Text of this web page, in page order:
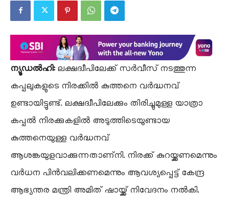
ന്യൂഡൽഹി:ലക്ഷദ്വീപിലേക്ക് സർവീസ് നടത്തുന്ന
കപ്പലുകളുടെ നിരക്കിൽ കുത്തനെ വർദ്ധനവ്
ഉണ്ടായിട്ടുണ്ട്. ലക്ഷദ്വീപിലേക്കും തിരിച്ചുമുള്ള യാത്രാ
കപ്പൽ നിരക്കുകളിൽ അടുത്തിടെയുണ്ടായ
കുത്തനെയുള്ള വർദ്ധനവ്
ആശങ്കയുളവാക്കുന്നതാണ്നി. നിരക്ക് കുറയ്ക്കണമെന്നും
വർധന പിൻവലിക്കണമെന്നും ആവശ്യപ്പെട്ട് കേന്ദ്ര
ആഭ്യന്തര മന്ത്രി അമിത് ഷായ്ക്ക് നിവേദനം നൽകി.